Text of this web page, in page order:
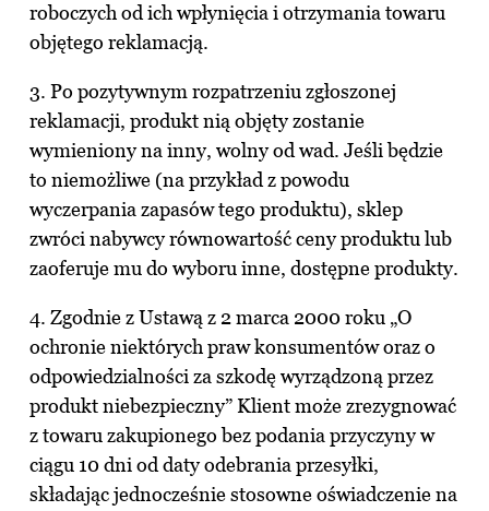
roboczych od ich wpłynięcia i otrzymania towaru
objętego reklamacją.
3. Po pozytywnym rozpatrzeniu zgłoszonej
reklamacji, produkt nią objęty zostanie
wymieniony na inny, wolny od wad. Jeśli będzie
to niemożliwe (na przykład z powodu
wyczerpania zapasów tego produktu), sklep
zwróci nabywcy równowartość ceny produktu lub
zaoferuje mu do wyboru inne, dostępne produkty.
4. Zgodnie z Ustawą z 2 marca 2000 roku „O
ochronie niektórych praw konsumentów oraz o
odpowiedzialności za szkodę wyrządzoną przez
produkt niebezpieczny” Klient może zrezygnować
z towaru zakupionego bez podania przyczyny w
ciągu 10 dni od daty odebrania przesyłki,
składając jednocześnie stosowne oświadczenie na